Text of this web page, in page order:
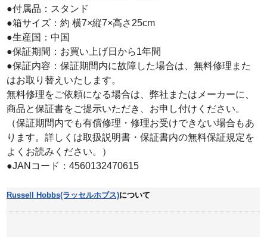
●付属品：スタンド
●箱サイズ：約 横7×縦7×高さ25cm
●生産国：中国
●保証期間：お買い上げ日から1年間
●保証内容：保証期間内に故障した場合は、無料修理また
はお取り替えいたします。
無料修理をご依頼になる場合は、弊社またはメーカーに、
商品と保証書をご提示いただき、お申し付けください。
（保証期間内でも有償修理・修理お受けできない場合もあ
ります。詳しくは取扱説明書・保証書内の無料保証規定を
よくお読みください。）
●JANコード：4560132470615
Russell Hobbs(ラッセルホブス)について